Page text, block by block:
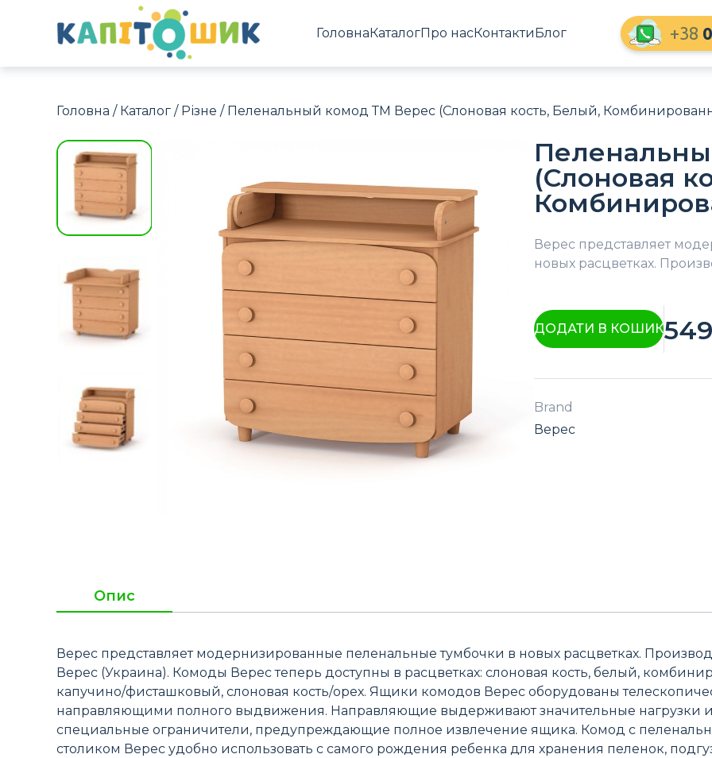
ГоловнаКаталогПро насКонтактиБлог +38
Головна / Каталог / Різне / Пеленальный комод ТМ Верес (Слоновая кость, Белый,
(Слоновая
Верес представляет
новых расцветках.
ДОДАТИ В КОШИК
Brand
Верес
Опис
Верес представляет модернизированные пеленальные тумбочки в новых расцветках.
Верес (Украина). Комоды Верес теперь доступны в расцветках: слоновая кость, белый,
капучино/фисташковый, слоновая кость/орех. Ящики комодов Верес оборудованы
направляющими полного выдвижения. Направляющие выдерживают значительные нагрузки
специальные ограничители, предупреждающие полное извлечение ящика. Комод с
столиком Верес удобно использовать с самого рождения ребенка для хранения пеленок,